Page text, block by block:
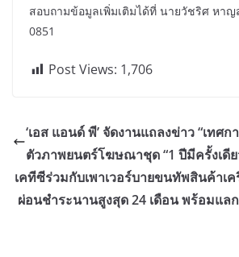
สอบถามข้อมูลเพิ่มเติมได้ที่ นายวัชริศ หาญ
0851
Post Views: 1,706
‘เอส แอนด์ พี’ จัดงานแถลงข่าว “เทศ
ตัวภาพยนตร์โฆษณาชุด “1 ปีมีครั้งเดีย
เคทีซีร่วมกับเพาเวอร์บายขนทัพสินค้าเ
ผ่อนชำระนานสูงสุด 24 เดือน พร้อมแล